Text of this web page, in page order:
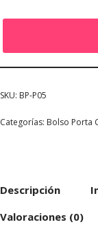
SKU: BP-P05
Categorías: Bolso Porta
Descripción
Valoraciones (0)